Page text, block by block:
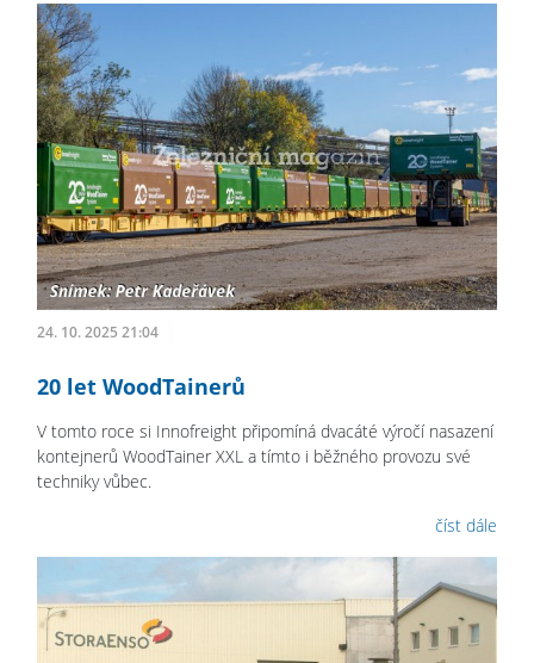
24. 10. 2025 21:04
20 let WoodTainerů
V tomto roce si Innofreight připomíná dvacáté výročí nasazení
kontejnerů WoodTainer XXL a tímto i běžného provozu své
techniky vůbec.
číst dále